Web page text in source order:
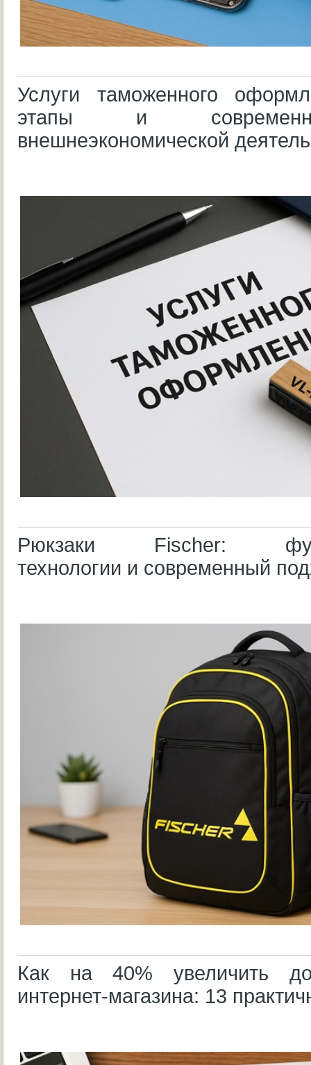
Услуги таможенного
этапы и
внешнеэкономической
Рюкзаки Fischer:
технологии и современный
Как на 40% увеличить
интернет-магазина: 13